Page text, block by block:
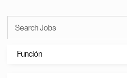
Función